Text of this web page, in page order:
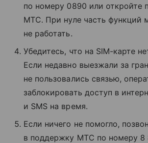
по номеру 0890 или откройте
МТС. При нуле часть функций
не работать.
Убедитесь, что на SIM-карте
Если недавно выезжали за
не пользовались связью,
заблокировать доступ в
и SMS на время.
Если ничего не помогло,
в поддержку МТС по номеру